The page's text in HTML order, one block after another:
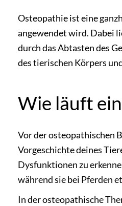
Osteopathie ist eine
angewendet wird. Dabei
durch das Abtasten des
des tierischen Körpers
Wie läuft
Vor der osteopathischen
Vorgeschichte deines
Dysfunktionen zu
während sie bei Pferden
In der osteopathische